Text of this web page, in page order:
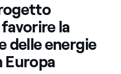
la
delle energie
Europa